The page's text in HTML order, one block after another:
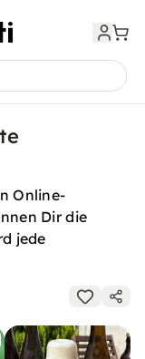
Online-
Dir die
jede